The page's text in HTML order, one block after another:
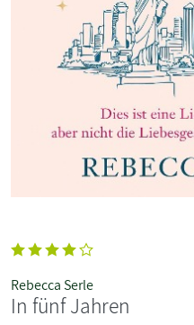
Rebecca Serle
In fünf Jahren